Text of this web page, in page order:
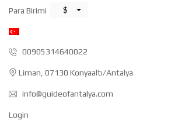
Para Birimi $
00905314640022
Liman, 07130 Konyaaltı/Antalya
info@guideofantalya.com
Login